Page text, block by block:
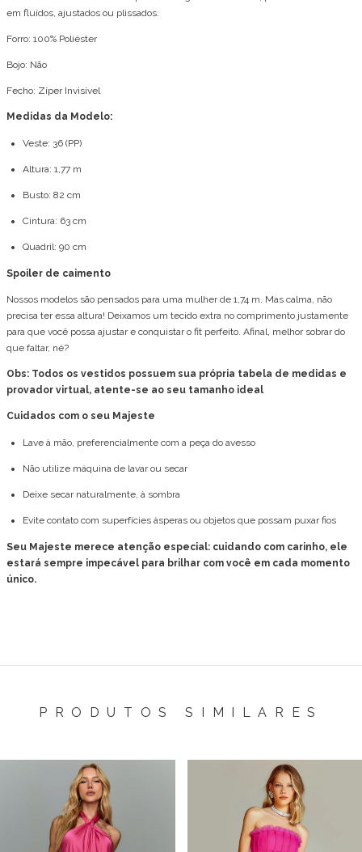
em fluídos, ajustados ou plissados.
Forro: 100% Poliéster
Bojo: Não
Fecho: Zíper Invisível
Medidas da Modelo:
Veste: 36 (PP)
Altura: 1,77 m
Busto: 82 cm
Cintura: 63 cm
Quadril: 90 cm
Spoiler de caimento
Nossos modelos são pensados para uma mulher de 1,74 m. Mas calma, não
precisa ter essa altura! Deixamos um tecido extra no comprimento justamente
para que você possa ajustar e conquistar o fit perfeito. Afinal, melhor sobrar do
que faltar, né?
Obs: Todos os vestidos possuem sua própria tabela de medidas e
provador virtual, atente-se ao seu tamanho ideal
Cuidados com o seu Majeste
Lave à mão, preferencialmente com a peça do avesso
Não utilize máquina de lavar ou secar
Deixe secar naturalmente, à sombra
Evite contato com superfícies ásperas ou objetos que possam puxar fios
Seu Majeste merece atenção especial: cuidando com carinho, ele
estará sempre impecável para brilhar com você em cada momento
único.
PRODUTOS SIMILARES